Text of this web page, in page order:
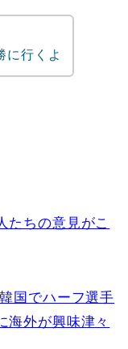
に行くよ
たちの意見がこ
国でハーフ選手
海外が興味津々